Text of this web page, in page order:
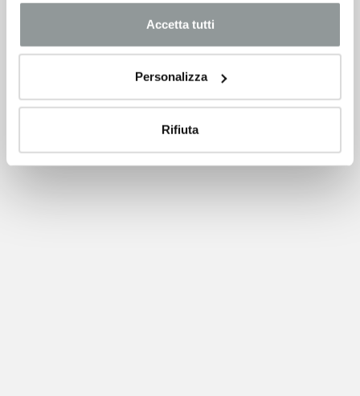
Accetta tutti
Personalizza
Rifiuta